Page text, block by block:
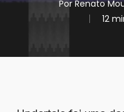
Por Renato
12